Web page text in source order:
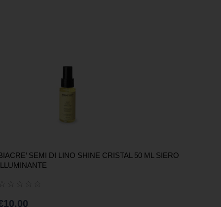
SEMI DI LINO SHINE CRISTAL 50 ML SIERO
10,00